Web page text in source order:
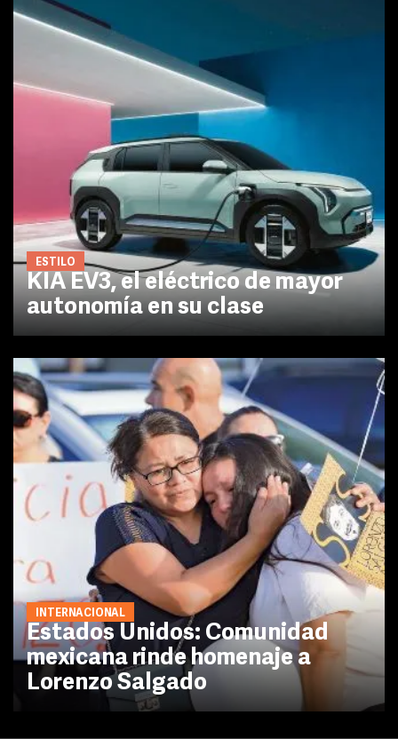
ESTILO
KIA EV3, el eléctrico de mayor
autonomía en su clase
INTERNACIONAL
Estados Unidos: Comunidad
mexicana rinde homenaje a
Lorenzo Salgado